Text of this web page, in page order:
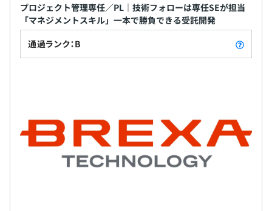
プロジェクト管理専任／PL｜技術フォローは専任SEが担当
「マネジメントスキル」一本で勝負できる受託開発
通過ランク：B